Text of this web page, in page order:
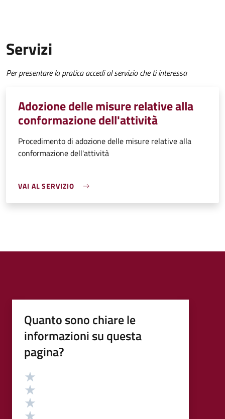
Servizi
Per presentare la pratica accedi al servizio che ti interessa
Adozione delle misure relative alla
conformazione dell'attività
Procedimento di adozione delle misure relative alla
conformazione dell'attività
VAI AL SERVIZIO
Quanto sono chiare le
informazioni su questa
pagina?
Valutazione